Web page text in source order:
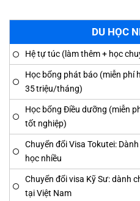
DU HỌC
Hệ tự túc (làm thêm + học
Học bổng phát báo (miễn phí
35 triệu/tháng)
Học bổng Điều dưỡng (miễn
tốt nghiệp)
Chuyển đổi Visa Tokutei:
học nhiều
Chuyển đổi visa Kỹ Sư: dành
tại Việt Nam